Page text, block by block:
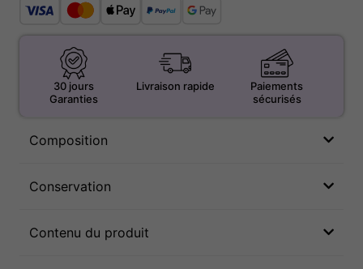
30 jours
Garanties
Livraison rapide
Paiements
sécurisés
Composition
Conservation
Contenu du produit